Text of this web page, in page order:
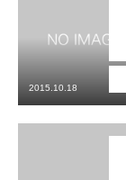
2015.10.18